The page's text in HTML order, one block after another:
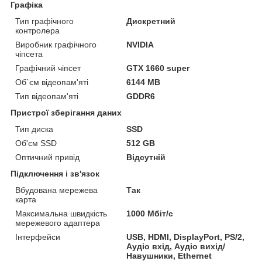
Графіка
Тип графічного
контролера
Дискретний
Виробник графічного
чіпсета
NVIDIA
Графічний чіпсет
GTX 1660 super
Об`єм відеопам'яті
6144 MB
Тип відеопам'яті
GDDR6
Пристрої зберігання даних
Тип диска
SSD
Об'єм SSD
512 GB
Оптичний привід
Відсутній
Підключення і зв'язок
Вбудована мережева
карта
Так
Максимальна швидкість
мережевого адаптера
1000 Мбіт/с
Інтерфейси
USB, HDMI, DisplayPort, PS/2,
Аудіо вхід, Аудіо вихід/
Навушники, Ethernet